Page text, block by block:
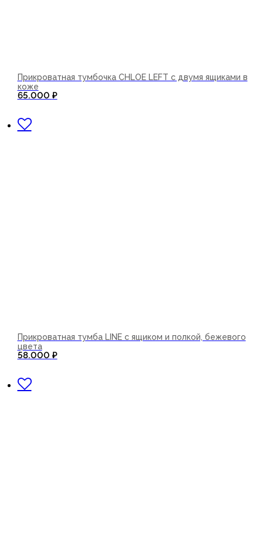
Прикроватная тумбочка CHLOE LEFT с двумя ящиками в
коже
65.000 ₽
Прикроватная тумба LINE с ящиком и полкой, бежевого
цвета
58.000 ₽